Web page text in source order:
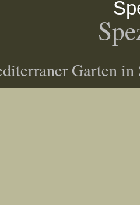
Garten in